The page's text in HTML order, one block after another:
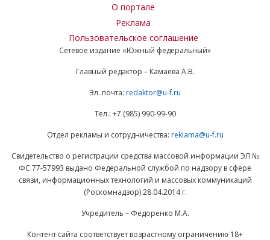
О портале
Реклама
Пользовательское соглашение
Сетевое издание «Южный федеральный»
Главный редактор – Камаева А.В.
Эл. почта: redaktor@u-f.ru
Тел.: +7 (985) 990-99-90
Отдел рекламы и сотрудничества: reklama@u-f.ru
Свидетельство о регистрации средства массовой информации ЭЛ №
ФС 77-57993 выдано Федеральной службой по надзору в сфере
связи, информационных технологий и массовых коммуникаций
(Роскомнадзор) 28.04.2014 г.
Учредитель – Федоренко М.А.
Контент сайта соответствует возрастному ограничению 18+